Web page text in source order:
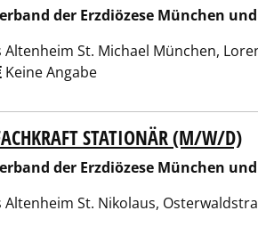
der Erzdiözese München
Altenheim St. Michael München,
Keine Angabe
München und Freising e.V.
STATIONÄR (M/W/D)
der Erzdiözese München
Altenheim St. Nikolaus,